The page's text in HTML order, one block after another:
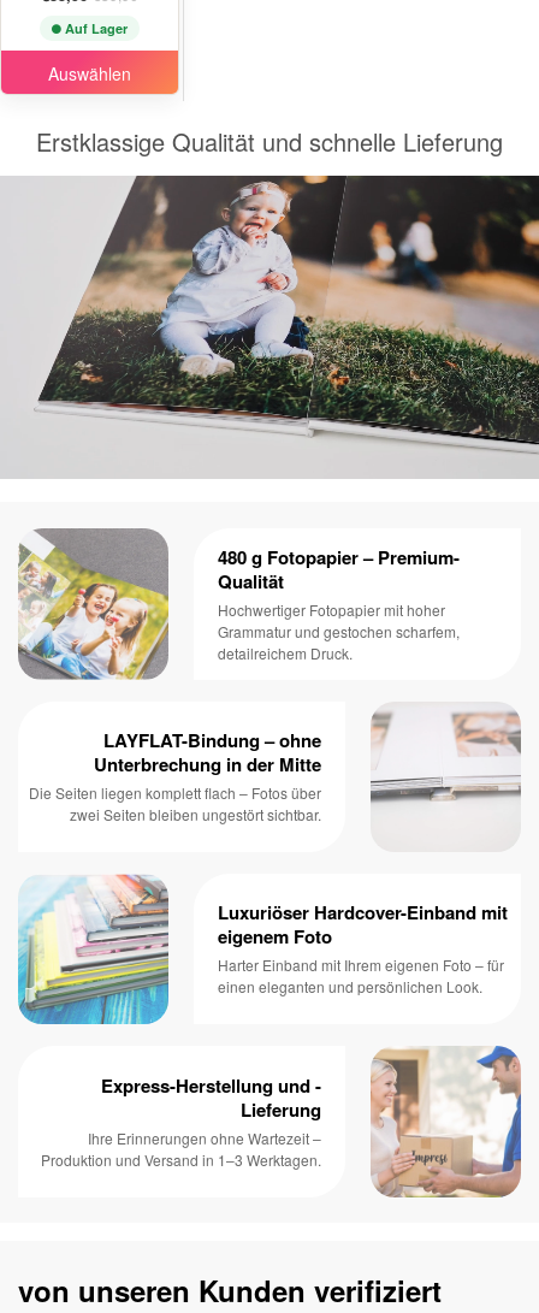
Auf Lager
Auswählen
Erstklassige Qualität und schnelle Lieferung
480 g Fotopapier – Premium-
Qualität
Hochwertiger Fotopapier mit hoher
Grammatur und gestochen scharfem,
detailreichem Druck.
LAYFLAT-Bindung – ohne
Unterbrechung in der Mitte
Die Seiten liegen komplett flach – Fotos über
zwei Seiten bleiben ungestört sichtbar.
Luxuriöser Hardcover-Einband mit
eigenem Foto
Harter Einband mit Ihrem eigenen Foto – für
einen eleganten und persönlichen Look.
Express-Herstellung und -
Lieferung
Ihre Erinnerungen ohne Wartezeit –
Produktion und Versand in 1–3 Werktagen.
von unseren Kunden verifiziert